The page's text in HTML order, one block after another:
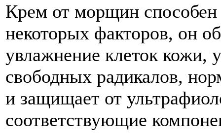
Крем от морщин способен
некоторых факторов, он
увлажнение клеток кожи,
свободных радикалов,
и защищает от
соответствующие